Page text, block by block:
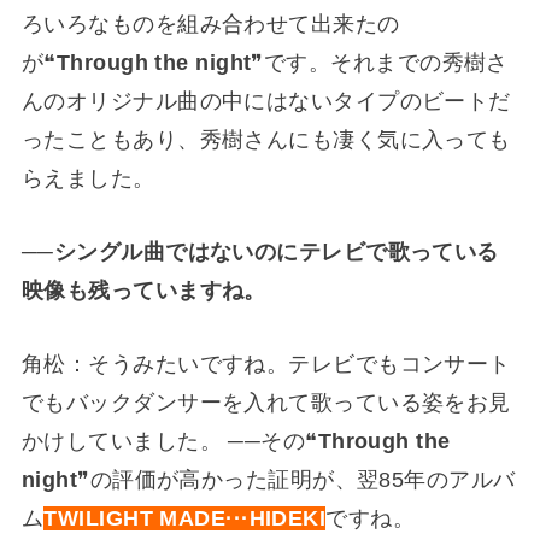
ろいろなものを組み合わせて出来たの
が❝Through the night❞です。それまでの秀樹さ
んのオリジナル曲の中にはないタイプのビートだ
ったこともあり、秀樹さんにも凄く気に入っても
らえました。
──シングル曲ではないのにテレビで歌っている
映像も残っていますね。
角松：そうみたいですね。テレビでもコンサート
でもバックダンサーを入れて歌っている姿をお見
かけしていました。 ──その❝Through the
night❞の評価が高かった証明が、翌85年のアルバ
ムTWILIGHT MADE···HIDEKIですね。